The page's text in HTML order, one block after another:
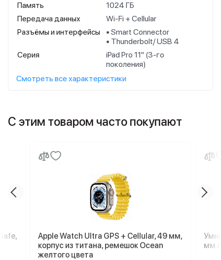
Память
1024 ГБ
Передача данных
Wi-Fi + Cellular
Разъёмы и интерфейсы
• Smart Connector
• Thunderbolt/ USB 4
Серия
iPad Pro 11" (3-го
поколения)
Смотреть все характеристики
С этим товаром часто покупают
Apple Watch Ultra GPS + Cellular, 49 мм,
корпус из титана, ремешок Ocean
желтого цвета
мм